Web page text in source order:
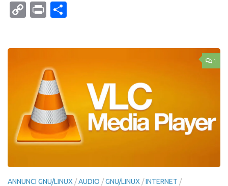
CopyPrint
1
ANNUNCI GNU/LINUX /AUDIO /GNU/LINUX /INTERNET /